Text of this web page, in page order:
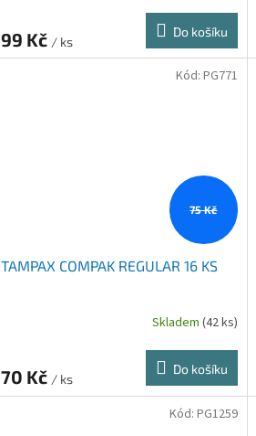
99 Kč / ks
Do košíku
75 Kč
TAMPAX COMPAK REGULAR 16 KS
Skladem (42 ks)
70 Kč / ks
Do košíku
Kód: PG771
Kód: PG1259